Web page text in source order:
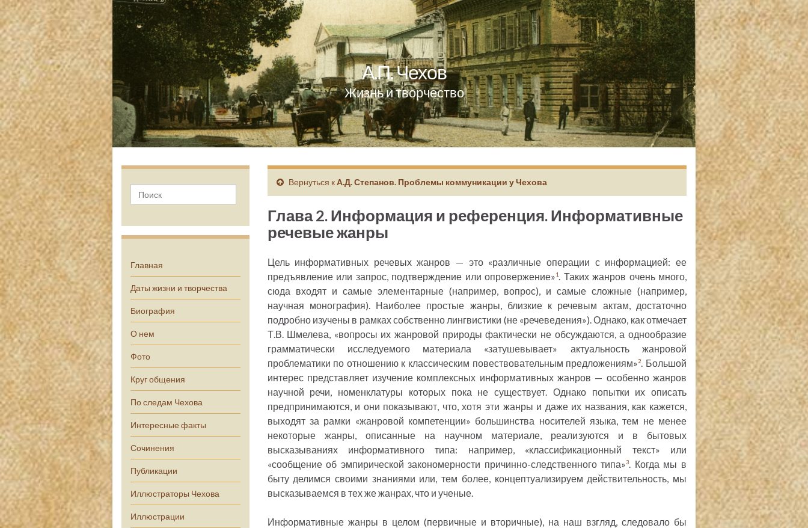
А.П. Чехов
Жизнь и творчество
Главная
Даты жизни и творчества
Биография
О нем
Фото
Круг общения
По следам Чехова
Интересные факты
Сочинения
Публикации
Иллюстраторы Чехова
Иллюстрации
Вернуться к А.Д. Степанов. Проблемы коммуникации у Чехова
Глава 2. Информация и референция. Информативные
речевые жанры
Цель информативных речевых жанров — это «различные операции с информацией: ее
предъявление или запрос, подтверждение или опровержение»1. Таких жанров очень много,
сюда входят и самые элементарные (например, вопрос), и самые сложные (например,
научная монография). Наиболее простые жанры, близкие к речевым актам, достаточно
подробно изучены в рамках собственно лингвистики (не «речеведения»). Однако, как отмечает
Т.В. Шмелева, «вопросы их жанровой природы фактически не обсуждаются, а однообразие
грамматически исследуемого материала «затушевывает» актуальность жанровой
проблематики по отношению к классическим повествовательным предложениям»2. Большой
интерес представляет изучение комплексных информативных жанров — особенно жанров
научной речи, номенклатуры которых пока не существует. Однако попытки их описать
предпринимаются, и они показывают, что, хотя эти жанры и даже их названия, как кажется,
выходят за рамки «жанровой компетенции» большинства носителей языка, тем не менее
некоторые жанры, описанные на научном материале, реализуются и в бытовых
высказываниях информативного типа: например, «классификационный текст» или
«сообщение об эмпирической закономерности причинно-следственного типа»3. Когда мы в
быту делимся своими знаниями или, тем более, концептуализируем действительность, мы
высказываемся в тех же жанрах, что и ученые.
Информативные жанры в целом (первичные и вторичные), на наш взгляд, следовало бы